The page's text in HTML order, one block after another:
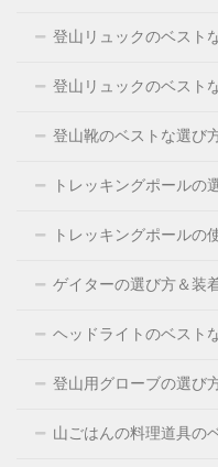
登山リュックのベスト
登山リュックのベスト
登山靴のベストな選び
トレッキングポールの
トレッキングポールの
ゲイターの選び方＆装
ヘッドライトのベスト
登山用グローブの選び
山ごはんの料理道具の